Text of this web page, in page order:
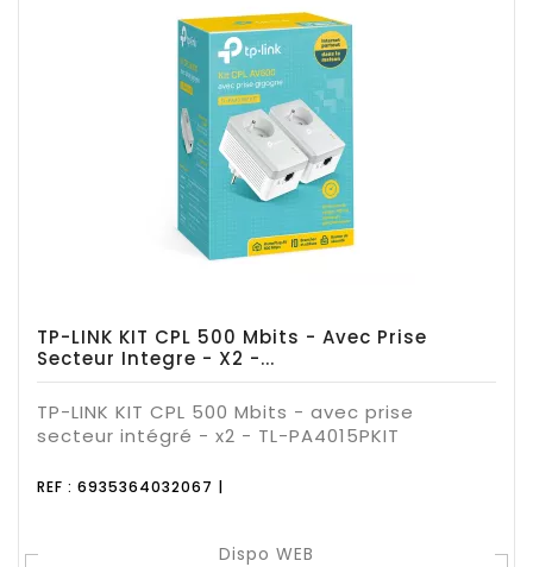
TP-LINK KIT CPL 500 Mbits - Avec Prise
Secteur Integre - X2 -...
TP-LINK KIT CPL 500 Mbits - avec prise
secteur intégré - x2 - TL-PA4015PKIT
REF : 6935364032067 |
Dispo WEB